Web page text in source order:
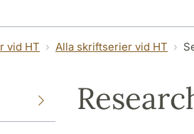
vid HT Alla skriftserier vid HT